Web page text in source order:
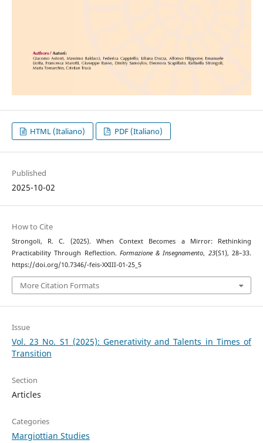
HTML (Italiano) PDF (Italiano)
Published
2025-10-02
How to Cite
Strongoli, R. C. (2025). When Context Becomes a Mirror: Rethinking
Practicability Through Reflection. Formazione & Insegnamento, 23(S1), 28–33.
https://doi.org/10.7346/-feis-XXIII-01-25_5
More Citation Formats
Issue
Vol. 23 No. S1 (2025): Generativity and Talents in Times of
Transition
Section
Articles
Categories
Margiottian Studies